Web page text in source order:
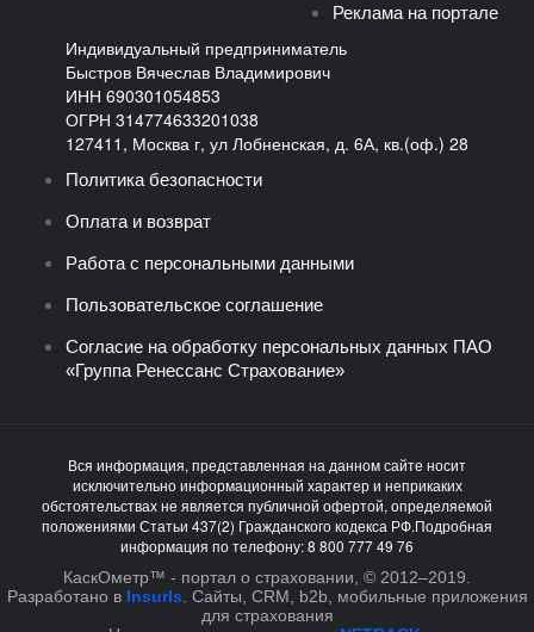
Реклама на портале
Индивидуальный предприниматель
Быстров Вячеслав Владимирович
ИНН 690301054853
ОГРН 314774633201038
127411, Москва г, ул Лобненская, д. 6А, кв.(оф.) 28
Политика безопасности
Оплата и возврат
Работа с персональными данными
Пользовательское соглашение
Согласие на обработку персональных данных ПАО
«Группа Ренессанс Страхование»
Вся информация, представленная на данном сайте носит
исключительно информационный характер и неприкаких
обстоятельствах не является публичной офертой, определяемой
положениями Статьи 437(2) Гражданского кодекса РФ.Подробная
информация по телефону: 8 800 777 49 76
КаскОметр™ - портал о страховании, © 2012–2019.
Разработано в InsurIs . Cайты, CRM, b2b, мобильные приложения
для страхования